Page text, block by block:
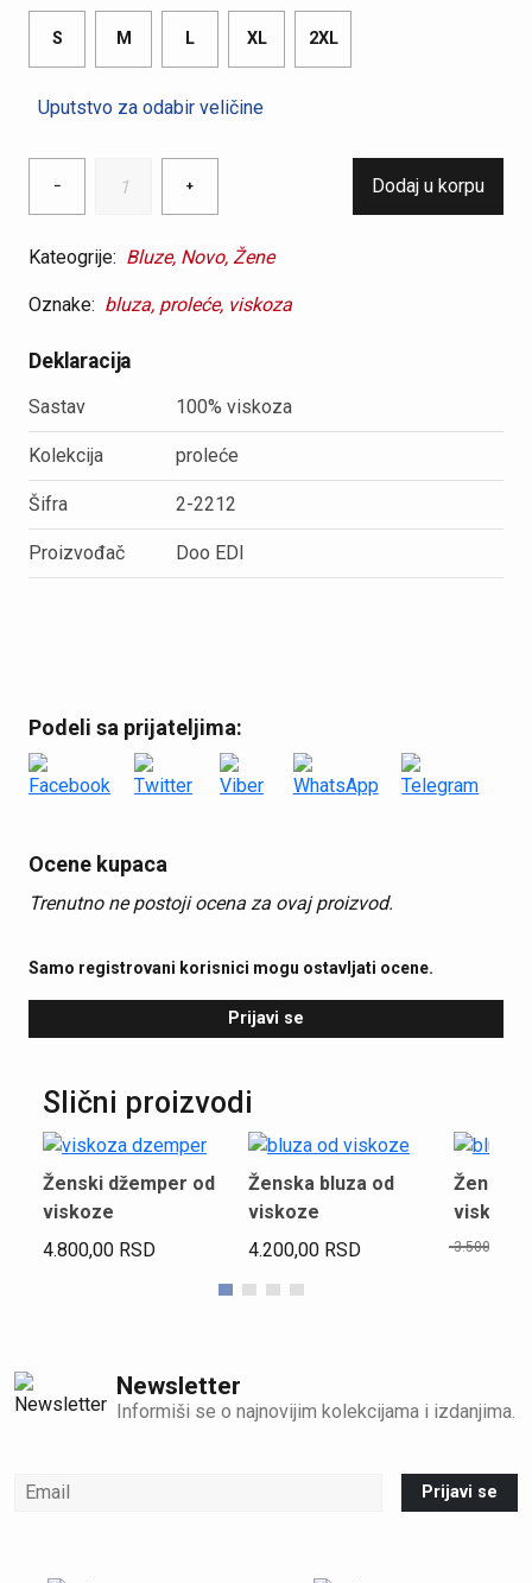
S M L XL 2XL
Uputstvo za odabir veličine
−
quantity
+ Dodaj u korpu
Kateogrije: Bluze, Novo, Žene
Oznake: bluza, proleće, viskoza
Deklaracija
Sastav 100% viskoza
Kolekcija proleće
Šifra 2-2212
Proizvođač Doo EDI
Podeli sa prijateljima:
Ocene kupaca
Trenutno ne postoji ocena za ovaj proizvod.
Samo registrovani korisnici mogu ostavljati ocene.
Prijavi se
Slični proizvodi
Ženski džemper od
viskoze
4.800,00 RSD
Ženska bluza od
viskoze
4.200,00 RSD
Ženska
viskoze
3.500,00
Newsletter
Informiši se o najnovijim kolekcijama i izdanjima.
Prijavi se